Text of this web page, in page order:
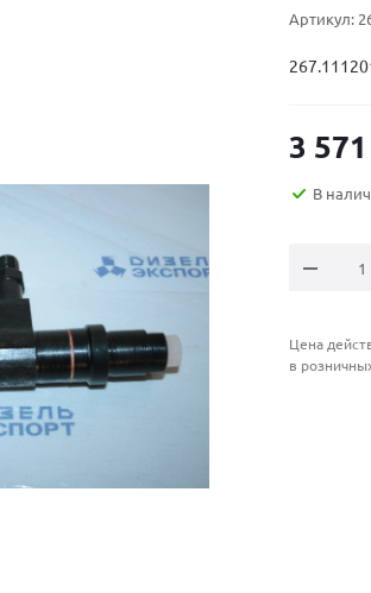
Артикул:
3 571
В
Цена
в